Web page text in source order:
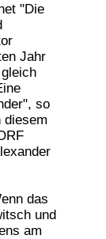
"Die
Jahr
so
diesem
das
und
am